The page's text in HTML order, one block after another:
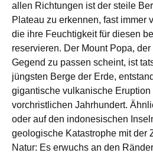
allen Richtungen ist der steile
Plateau zu erkennen, fast immer
die ihre Feuchtigkeit für diesen
reservieren. Der Mount Popa,
Gegend zu passen scheint, ist
jüngsten Berge der Erde,
gigantische vulkanische Eruption
vorchristlichen Jahrhundert.
oder auf den indonesischen
geologische Katastrophe mit der
Natur: Es erwuchs an den